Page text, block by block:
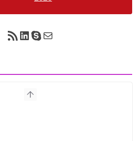
RSS Feed LinkedIn Skype Mail